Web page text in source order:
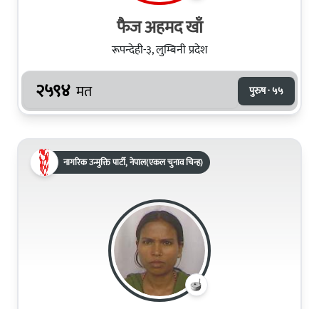
फैज अहमद खाँ
रूपन्देही-३, लुम्बिनी प्रदेश
२५९४ मत पुरुष · ५५
नागरिक उन्मुक्ति पार्टी, नेपाल(एकल चुनाव चिन्ह)